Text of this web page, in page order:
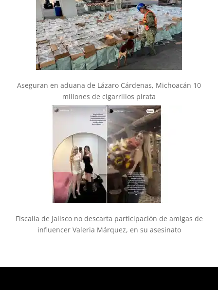
Aseguran en aduana de Lázaro Cárdenas, Michoacán 10
millones de cigarrillos pirata
Fiscalía de Jalisco no descarta participación de amigas de
influencer Valeria Márquez, en su asesinato